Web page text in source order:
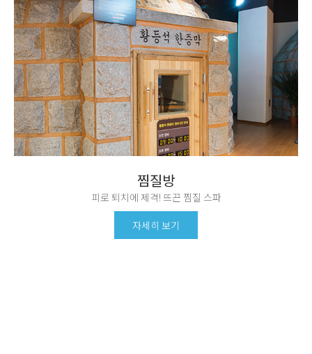
찜질방
피로 퇴치에 제격! 뜨끈 찜질 스파
자세히 보기